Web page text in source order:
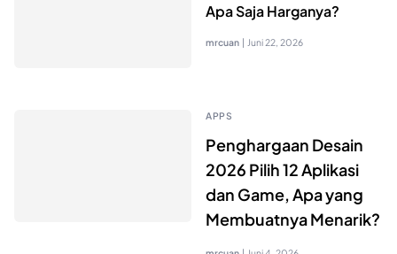
Apa Saja Harganya?
mrcuan | Juni 22, 2026
APPS
Penghargaan Desain
2026 Pilih 12 Aplikasi
dan Game, Apa yang
Membuatnya Menarik?